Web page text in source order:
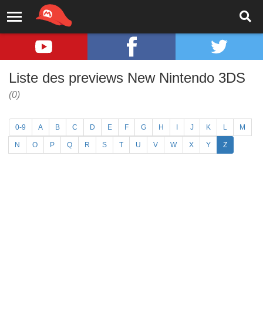
Liste des previews New Nintendo 3DS
(0)
0-9 A B C D E F G H J K L M
N O P Q R S T U V W X Y Z